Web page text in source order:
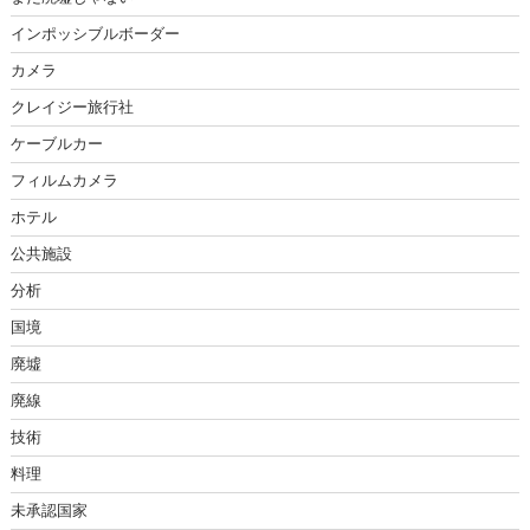
インポッシブルボーダー
カメラ
クレイジー旅行社
ケーブルカー
フィルムカメラ
ホテル
公共施設
分析
国境
廃墟
廃線
技術
料理
未承認国家